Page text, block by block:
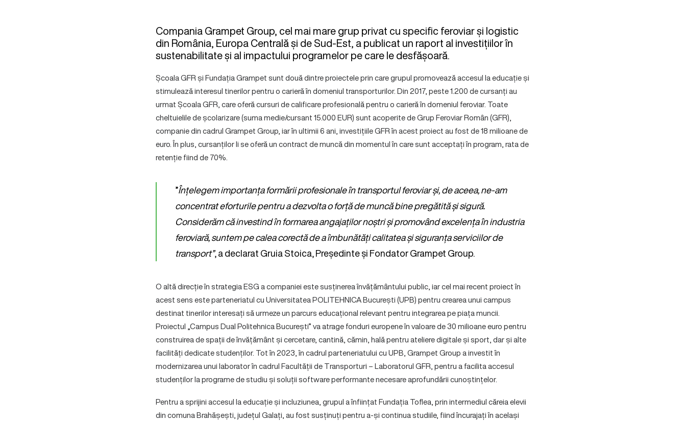
Compania Grampet Group, cel mai mare grup privat cu specific feroviar și logistic
din România, Europa Centrală și de Sud-Est, a publicat un raport al investițiilor în
sustenabilitate și al impactului programelor pe care le desfășoară.
Școala GFR și Fundația Grampet sunt două dintre proiectele prin care grupul promovează accesul la educație și
stimulează interesul tinerilor pentru o carieră în domeniul transporturilor. Din 2017, peste 1.200 de cursanți au
urmat Școala GFR, care oferă cursuri de calificare profesională pentru o carieră în domeniul feroviar. Toate
cheltuielile de școlarizare (suma medie/cursant 15.000 EUR) sunt acoperite de Grup Feroviar Român (GFR),
companie din cadrul Grampet Group, iar în ultimii 6 ani, investițiile GFR în acest proiect au fost de 18 milioane de
euro. În plus, cursanților li se oferă un contract de muncă din momentul în care sunt acceptați în program, rata de
retenție fiind de 70%.
”Înțelegem importanța formării profesionale în transportul feroviar și, de aceea, ne-am
concentrat eforturile pentru a dezvolta o forță de muncă bine pregătită și sigură.
Considerăm că investind în formarea angajaților noștri și promovând excelența în industria
feroviară, suntem pe calea corectă de a îmbunătăți calitatea și siguranța serviciilor de
transport”, a declarat Gruia Stoica, Președinte și Fondator Grampet Group.
O altă direcție în strategia ESG a companiei este susținerea învățământului public, iar cel mai recent proiect în
acest sens este parteneriatul cu Universitatea POLITEHNICA București (UPB) pentru crearea unui campus
destinat tinerilor interesați să urmeze un parcurs educațional relevant pentru integrarea pe piața muncii.
Proiectul „Campus Dual Politehnica București” va atrage fonduri europene în valoare de 30 milioane euro pentru
construirea de spații de învățământ și cercetare, cantină, cămin, hală pentru ateliere digitale și sport, dar și alte
facilități dedicate studenților. Tot în 2023, în cadrul parteneriatului cu UPB, Grampet Group a investit în
modernizarea unui laborator în cadrul Facultății de Transporturi – Laboratorul GFR, pentru a facilita accesul
studenților la programe de studiu și soluții software performante necesare aprofundării cunoștințelor.
Pentru a sprijini accesul la educație și incluziunea, grupul a înființat Fundația Toflea, prin intermediul căreia elevii
din comuna Brahășești, județul Galați, au fost susținuți pentru a-și continua studiile, fiind încurajați în același